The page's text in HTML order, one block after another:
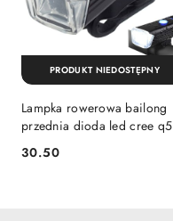
Lampka rowerowa bailong
przednia dioda led cree q5
Cena:
30.50
PRODUKT NIEDOSTĘPNY